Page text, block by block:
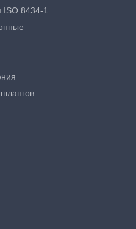
ISO 8434-1